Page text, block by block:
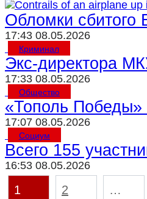
Обломки сбитого
17:43 08.05.2026
Криминал
Экс-директора
17:33 08.05.2026
Общество
«Тополь
17:07 08.05.2026
Социум
Всего 155
16:53 08.05.2026
Пагинация
записей
1 2 …